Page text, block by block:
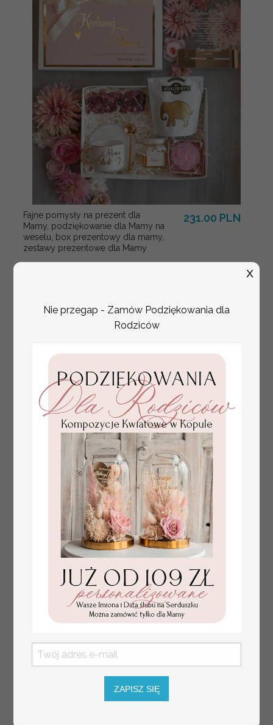
Fajne pomysły na prezent dla
Mamy, podziękowanie dla Mamy na
weselu, box prezentowy dla mamy,
zestawy prezentowe dla Mamy
231.00 PLN
tłoczone winietki ślubne,
ślubne wizytówki winietki
na stół weselny, złote
lub srebrne napisy
tłoczone kwiaty na
winietkach ślubnych
Promocja:
2.4 PLN/ 3.00 PLN
Nie przegap - Zamów Podziękowania dla
Rodziców
ZAPISZ SIĘ
X